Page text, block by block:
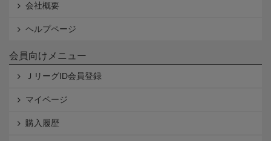
会社概要
ヘルプページ
会員向けメニュー
ＪリーグID会員登録
マイページ
購入履歴